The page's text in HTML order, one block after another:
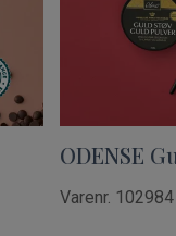
ODENSE
Varenr. 102984